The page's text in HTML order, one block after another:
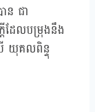
ន ជា
ដែលបម្រុងនឹង
យុគលពិន្ទុ